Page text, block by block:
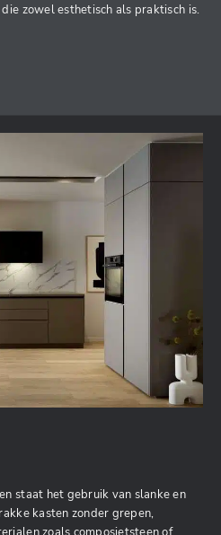
zowel esthetisch als praktisch is.
staat het gebruik van slanke en
kasten zonder grepen,